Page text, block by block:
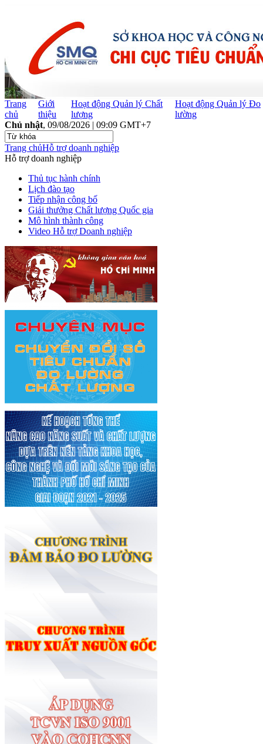
Trang
chủ
Giới
thiệu
Hoạt động Quản lý Chất
lượng
Hoạt động Quản lý Đo
lường
Chủ nhật, 09/08/2026 | 09:09 GMT+7
Trang chủHỗ trợ doanh nghiệp
Hỗ trợ doanh nghiệp
Thủ tục hành chính
Lịch đào tạo
Tiếp nhận công bố
Giải thưởng Chất lượng Quốc gia
Mô hình thành công
Video Hỗ trợ Doanh nghiệp